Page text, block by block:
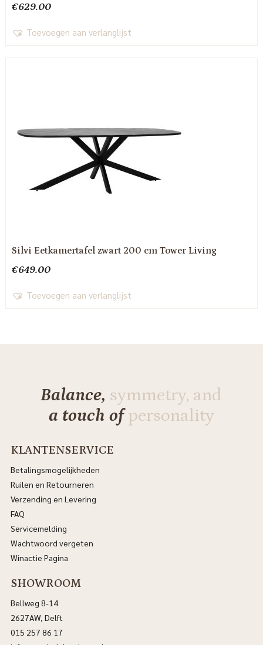
€629.00
Toevoegen aan verlanglijst
Silvi Eetkamertafel zwart 200 cm Tower Living
€649.00
Toevoegen aan verlanglijst
Balance, symmetry, and
a touch ofpersonality
KLANTENSERVICE
Betalingsmogelijkheden
Ruilen en Retourneren
Verzending en Levering
FAQ
Servicemelding
Wachtwoord vergeten
Winactie Pagina
SHOWROOM
Bellweg 8-14
2627AW, Delft
015 257 86 17